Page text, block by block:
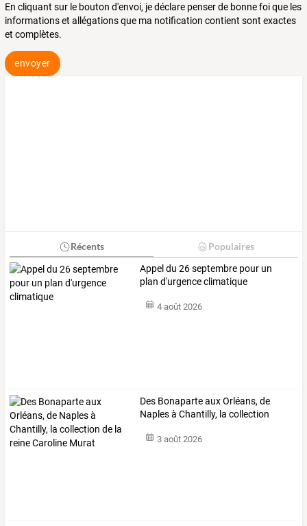
En cliquant sur le bouton d'envoi, je déclare penser de bonne foi que les
informations et allégations que ma notification contient sont exactes
et complètes.
envoyer
Récents Populaires
Appel du 26 septembre pour un
plan d'urgence climatique
4 août 2026
Des BonaparteauxOrléans, de
Naplesà Chantilly, la collection
3 août 2026